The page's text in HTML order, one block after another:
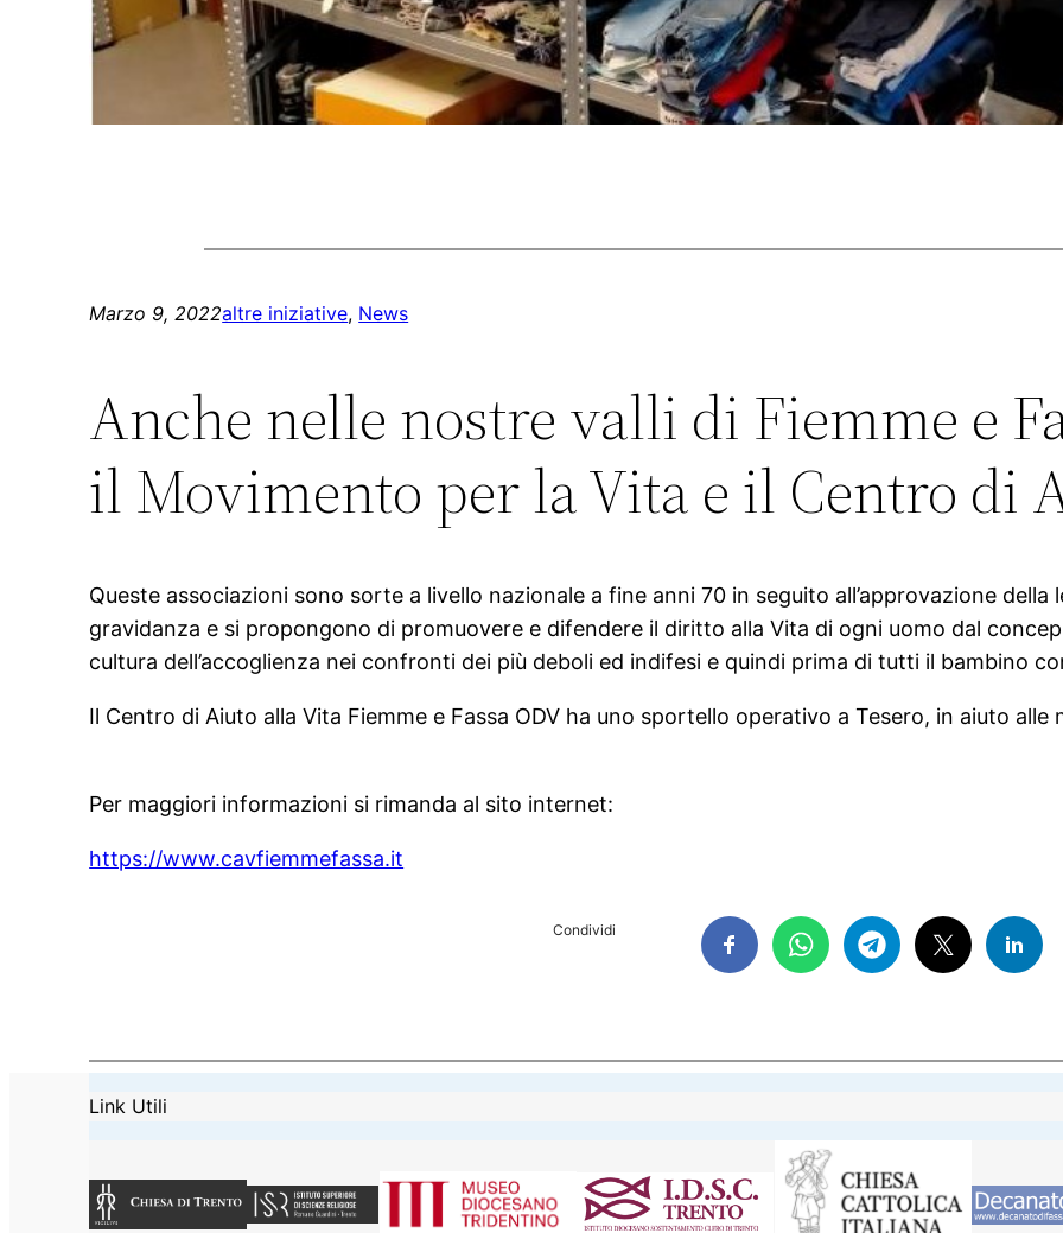
Marzo 9, 2022altre iniziative, News
Anche nelle nostre valli di Fiemme e
il Movimento per la Vita e il Centro di
Queste associazioni sono sorte a livello nazionale a fine anni 70 in seguito all’approvazione della
gravidanza e si propongono di promuovere e difendere il diritto alla Vita di ogni uomo dal
cultura dell’accoglienza nei confronti dei più deboli ed indifesi e quindi prima di tutti il bambino
Il Centro di Aiuto alla Vita Fiemme e Fassa ODV ha uno sportello operativo a Tesero, in aiuto
Per maggiori informazioni si rimanda al sito internet:
https://www.cavfiemmefassa.it
Condividi
Link Utili